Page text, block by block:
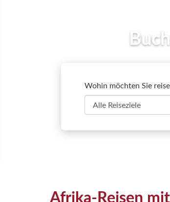
Wohin möchten Sie
Afrika-Reisen